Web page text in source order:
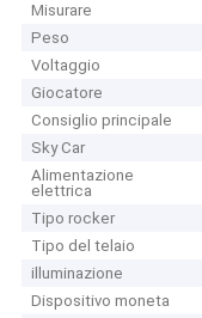
Misurare
Peso
Voltaggio
Giocatore
Consiglio principale
Sky Car
Alimentazione
elettrica
Tipo rocker
Tipo del telaio
illuminazione
Dispositivo moneta